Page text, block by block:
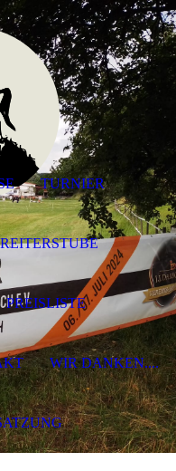
TURNIER
REITERSTUBE
PREISLISTE
WIR DANKEN....